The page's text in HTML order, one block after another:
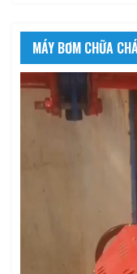
MÁY BƠM CHỮA
Trình
chơi